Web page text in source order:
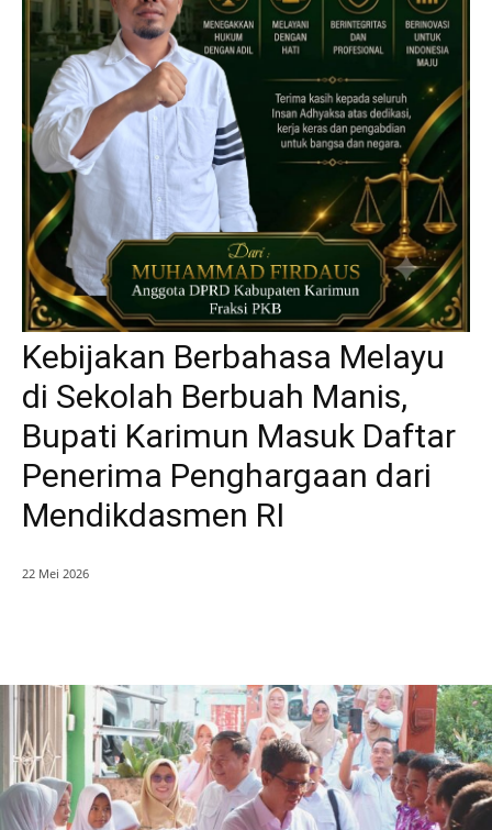
Kebijakan Berbahasa Melayu
di Sekolah Berbuah Manis,
Bupati Karimun Masuk Daftar
Penerima Penghargaan dari
Mendikdasmen RI
22 Mei 2026